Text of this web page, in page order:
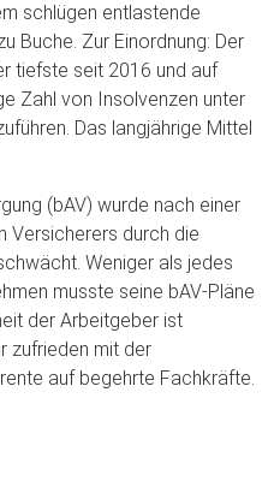
schlügen entlastende
Buche. Zur Einordnung: Der
tiefste seit 2016 und auf
Zahl von Insolvenzen unter
Das langjährige Mittel
(bAV) wurde nach einer
Versicherers durch die
Weniger als jedes
musste seine bAV-Pläne
der Arbeitgeber ist
zufrieden mit der
auf begehrte Fachkräfte.